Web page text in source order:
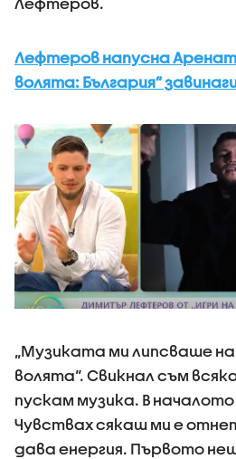
Лефтеров напусна
волята: България”
„Музиката ми липсваше
волята“. Свикнал съм
пускам музика. В
Чувствах сякаш ми е
дава енергия. Първото